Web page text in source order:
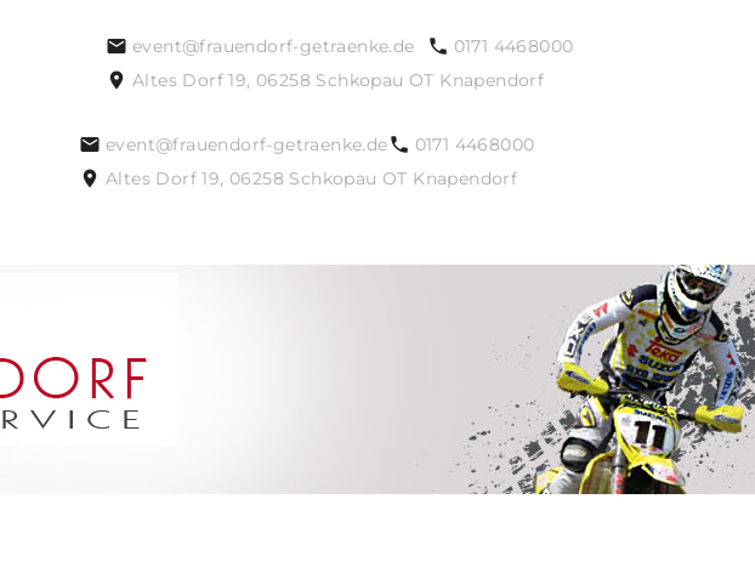
event@frauendorf-getraenke.de
0171 4468000
Altes Dorf 19, 06258 Schkopau OT Knapendorf
event@frauendorf-getraenke.de
0171 4468000
Altes Dorf 19, 06258 Schkopau OT Knapendorf